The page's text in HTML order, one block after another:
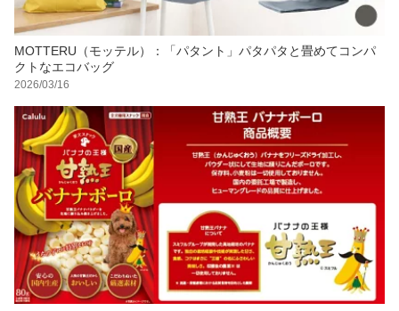
MOTTERU（モッテル）：「パタント」パタパタと畳めてコンパ
クトなエコバッグ
2026/03/16